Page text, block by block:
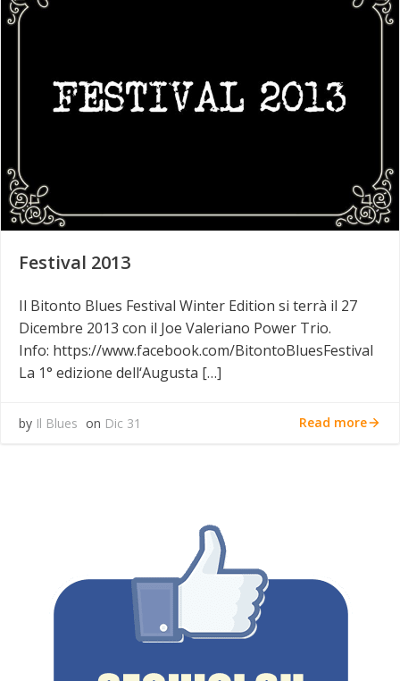
Festival 2013
Il Bitonto Blues Festival Winter Edition si terrà il 27
Dicembre 2013 con il Joe Valeriano Power Trio.
Info: https://www.facebook.com/BitontoBluesFestival
La 1° edizione dell‘Augusta […]
by Il Blues on Dic 31 Read more